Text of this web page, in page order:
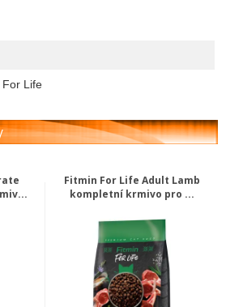
For Life
Fitmin For Life Adult Lamb
kompletní krmivo pro ...